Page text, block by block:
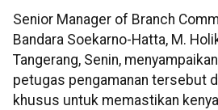
Senior Manager of Branch
Bandara Soekarno-Hatta, M.
Tangerang, Senin,
petugas pengamanan tersebut
khusus untuk memastikan